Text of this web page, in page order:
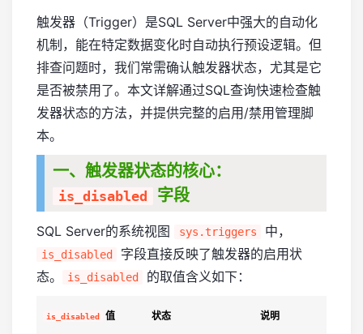
触发器（Trigger）是SQL Server中强大的自动化
机制，能在特定数据变化时自动执行预设逻辑。但
排查问题时，我们常需确认触发器状态，尤其是它
是否被禁用了。本文详解通过SQL查询快速检查触
发器状态的方法，并提供完整的启用/禁用管理脚
本。
一、触发器状态的核心：
is_disabled 字段
SQL Server的系统视图 sys.triggers 中，
is_disabled
字段直接反映了触发器的启用状
态。
is_disabled 的取值含义如下：
is_disabled 值 状态 说明